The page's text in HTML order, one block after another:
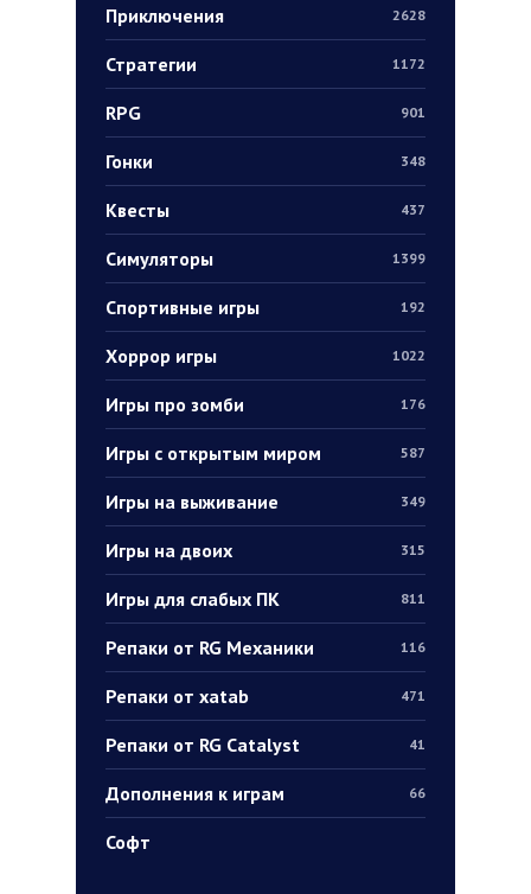
Приключения 2628
Стратегии 1172
RPG 901
Гонки 348
Квесты 437
Симуляторы 1399
Спортивные игры 192
Хоррор игры 1022
Игры про зомби 176
Игры с открытым миром 587
Игры на выживание 349
Игры на двоих 315
Игры для слабых ПК 811
Репаки от RG Механики 116
Репаки от xatab 471
Репаки от RG Catalyst 41
Дополнения к играм 66
Софт